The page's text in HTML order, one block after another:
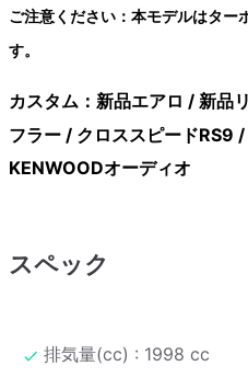
ご注意ください：本モデルはター
す。
カスタム： 新品エアロ / 新品
フラー / クロススピードRS9
KENWOODオーディオ
スペック
排気量(cc) : 1998 cc